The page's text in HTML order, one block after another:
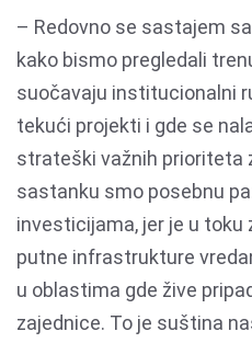
– Redovno se sastajem
kako bismo pregledali
suočavaju institucionalni
tekući projekti i gde se
strateški važnih prioriteta
sastanku smo posebnu
investicijama, jer je u toku
putne infrastrukture
u oblastima gde žive
zajednice. To je suština